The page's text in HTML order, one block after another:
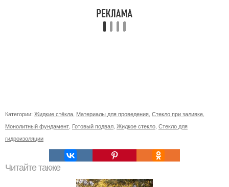
Категории: Жидкие стёкла Материалы для проведения Стекло при заливке
Монолитный фундамент Готовый подвал Жидкое стекло Стекло для
гидроизоляции
Читайте также